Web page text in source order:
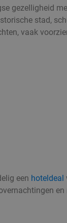
gezelligheid
stad,
vaak
een hoteldeal